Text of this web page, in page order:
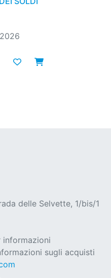
delle Selvette, 1/bis/1
informazioni
sugli acquisti